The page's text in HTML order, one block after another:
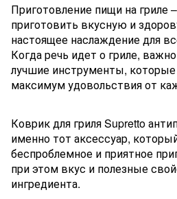
Приготовление пищи на гриле
приготовить вкусную и
настоящее наслаждение для
Когда речь идет о гриле,
лучшие инструменты,
максимум удовольствия от
Коврик для гриля Supretto
именно тот аксессуар,
беспроблемное и приятное
при этом вкус и полезные
ингредиента.